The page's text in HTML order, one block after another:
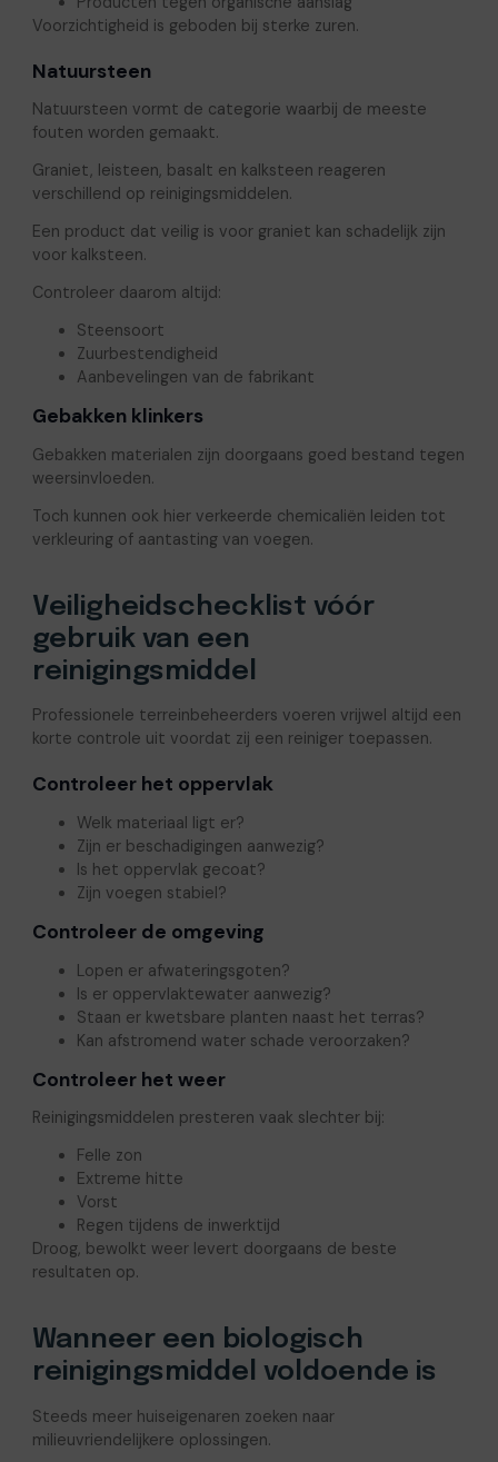
Voorzichtigheid is geboden bij sterke zuren.
Natuursteen
Natuursteen vormt de categorie waarbij de meeste
fouten worden gemaakt.
Graniet, leisteen, basalt en kalksteen reageren
verschillend op reinigingsmiddelen.
Een product dat veilig is voor graniet kan schadelijk zijn
voor kalksteen.
Controleer daarom altijd:
Steensoort
Zuurbestendigheid
Aanbevelingen van de fabrikant
Gebakken klinkers
Gebakken materialen zijn doorgaans goed bestand tegen
weersinvloeden.
Toch kunnen ook hier verkeerde chemicaliën leiden tot
verkleuring of aantasting van voegen.
Veiligheidschecklist vóór
gebruik van een
reinigingsmiddel
Professionele terreinbeheerders voeren vrijwel altijd een
korte controle uit voordat zij een reiniger toepassen.
Controleer het oppervlak
Welk materiaal ligt er?
Zijn er beschadigingen aanwezig?
Is het oppervlak gecoat?
Zijn voegen stabiel?
Controleer de omgeving
Lopen er afwateringsgoten?
Is er oppervlaktewater aanwezig?
Staan er kwetsbare planten naast het terras?
Kan afstromend water schade veroorzaken?
Controleer het weer
Reinigingsmiddelen presteren vaak slechter bij:
Felle zon
Extreme hitte
Vorst
Regen tijdens de inwerktijd
Droog, bewolkt weer levert doorgaans de beste
resultaten op.
Wanneer een biologisch
reinigingsmiddel voldoende is
Steeds meer huiseigenaren zoeken naar
milieuvriendelijkere oplossingen.